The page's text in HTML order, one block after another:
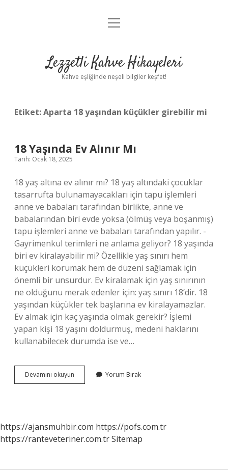
Anasayfa
Yasal Uyarı
menüyü
Lezzetli Kahve Hikayeleri
Kahve eşliğinde neşeli bilgiler keşfet!
Etiket:Aparta 18 yaşından küçükler girebilir mi
18 Yaşında Ev Alınır Mı
Tarih: Ocak 18, 2025
18 yaş altına ev alınır mı? 18 yaş altındaki çocuklar
tasarrufta bulunamayacakları için tapu işlemleri
anne ve babaları tarafından birlikte, anne ve
babalarından biri evde yoksa (ölmüş veya boşanmış)
tapu işlemleri anne ve babaları tarafından yapılır. -
Gayrimenkul terimleri ne anlama geliyor? 18 yaşında
biri ev kiralayabilir mi? Özellikle yaş sınırı hem
küçükleri korumak hem de düzeni sağlamak için
önemli bir unsurdur. Ev kiralamak için yaş sınırının
ne olduğunu merak edenler için: yaş sınırı 18’dir. 18
yaşından küçükler tek başlarına ev kiralayamazlar.
Ev almak için kaç yaşında olmak gerekir? İşlemi
yapan kişi 18 yaşını doldurmuş, medeni haklarını
kullanabilecek durumda ise ve…
Devamını okuyun
Yaşında
Yorum Bırak
https://ajansmuhbir.com https://pofs.com.tr
https://ranteveteriner.com.trSitemap